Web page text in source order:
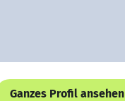
Ganzes Profil ansehen